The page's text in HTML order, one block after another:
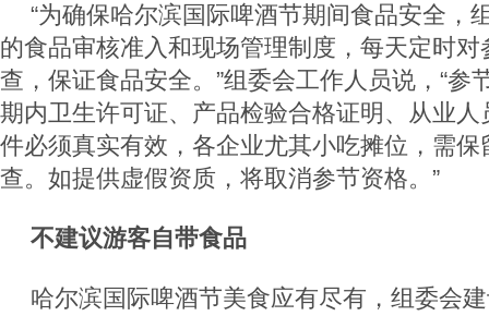
“为确保哈尔滨国际啤酒节期间食品安全，
的食品审核准入和现场管理制度，每天定时
查，保证食品安全。”组委会工作人员说，“参
期内卫生许可证、产品检验合格证明、从业
件必须真实有效，各企业尤其小吃摊位，需
查。如提供虚假资质，将取消参节资格。”
不建议游客自带食品
哈尔滨国际啤酒节美食应有尽有，组委会